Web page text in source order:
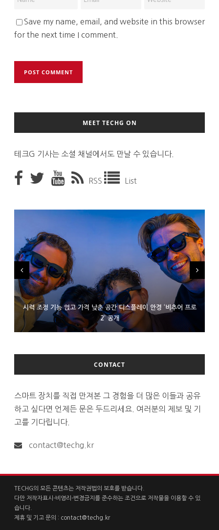
Save my name, email, and website in this browser
for the next time I comment.
MEET TECHG ON
테크G 기사는 소셜 채널에서도 만날 수 있습니다.
RSS List
시력 조정 기능 얹고 가격 낮춘 공간 디스플레이 안경 ‘비추어 프로
2’ 공개
D램 부족에 10억달러어치 아이폰18 프로세서 패키징 대기 중
300~400달러 반지형 스피커 준비하는 오픈AI
CONTACT
스마트 장치를 직접 만져본 그 경험을 더 많은 이들과 공유
하고 싶다면 언제든 문은 두드리세요. 여러분의 제보 및 기
고를 기다립니다.
contact@techg.kr
TECHG의 모든 콘텐츠는 저작권법의 보호를 받습니다.
다만 저작자표시-비영리-변경금지를 준수하는 조건으로 저작물을 이용할 수 있
습니다.
제휴 및 기고 문의 : contact@techg.kr